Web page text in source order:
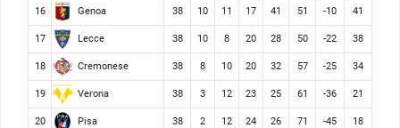
16 Genoa 38 10 11 17 41 51 -10 41
17 Lecce 38 10 8 20 28 50 -22 38
18 Cremonese 38 8 10 20 32 57 -25 34
19 Verona 38 3 12 23 25 61 -36 21
20 Pisa 38 2 12 24 26 71 -45 18